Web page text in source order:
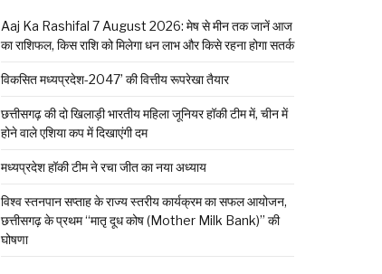
Aaj Ka Rashifal 7 August 2026: मेष से मीन तक जानें आज
का राशिफल, किस राशि को मिलेगा धन लाभ और किसे रहना होगा सतर्क
विकसित मध्यप्रदेश-2047’ की वित्तीय रूपरेखा तैयार
छत्तीसगढ़ की दो खिलाड़ी भारतीय महिला जूनियर हॉकी टीम में, चीन में
होने वाले एशिया कप में दिखाएंगी दम
मध्यप्रदेश हॉकी टीम ने रचा जीत का नया अध्याय
विश्व स्तनपान सप्ताह के राज्य स्तरीय कार्यक्रम का सफल आयोजन,
छत्तीसगढ़ के प्रथम “मातृ दूध कोष (Mother Milk Bank)” की
घोषणा